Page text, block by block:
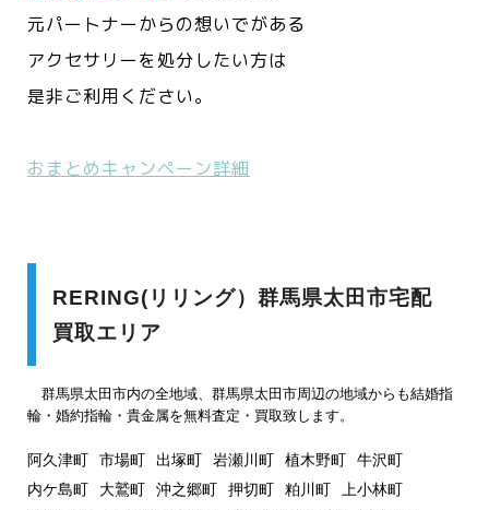
元パートナーからの想いでがある
アクセサリーを処分したい方は
是非ご利用ください。
おまとめキャンペーン詳細
RERING(リリング）群馬県太田市宅配
買取エリア
群馬県太田市内の全地域、群馬県太田市周辺の地域からも結婚指
輪・婚約指輪・貴金属を無料査定・買取致します。
阿久津町 市場町 出塚町 岩瀬川町 植木野町
牛沢町
内ケ島町
大鷲町 沖之郷町 押切町 粕川町
上小林町